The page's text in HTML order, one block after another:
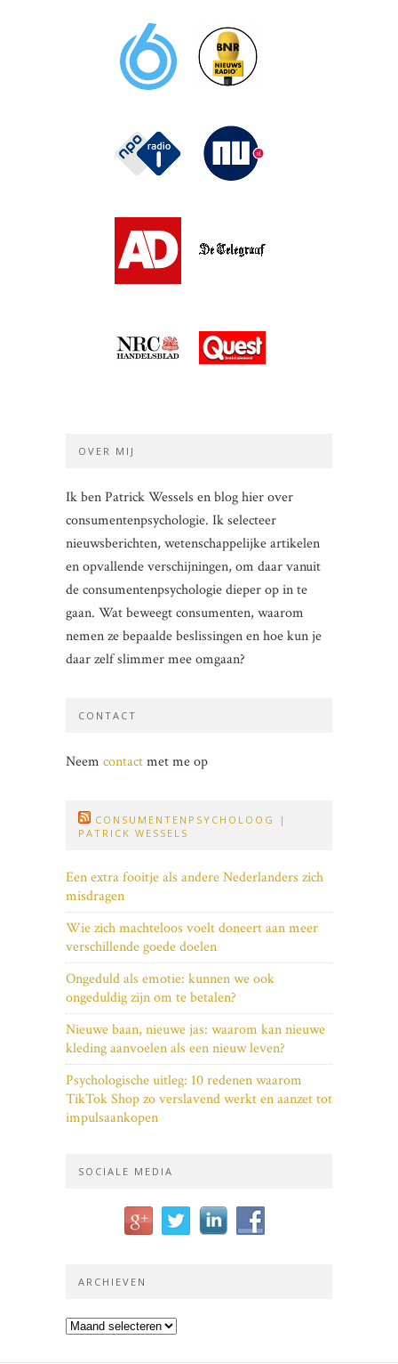
OVER MIJ
Ik ben Patrick Wessels en blog hier over
consumentenpsychologie. Ik selecteer
nieuwsberichten, wetenschappelijke artikelen
en opvallende verschijningen, om daar vanuit
de consumentenpsychologie dieper op in te
gaan. Wat beweegt consumenten, waarom
nemen ze bepaalde beslissingen en hoe kun je
daar zelf slimmer mee omgaan?
CONTACT
Neem contactmet me op
CONSUMENTENPSYCHOLOOG |
PATRICK WESSELS
Een extra fooitje als andere Nederlanders zich
misdragen
Wie zich machteloos voelt doneert aan meer
verschillende goede doelen
Ongeduld als emotie: kunnen we ook
ongeduldig zijn om te betalen?
Nieuwe baan, nieuwe jas: waarom kan nieuwe
kleding aanvoelen als een nieuw leven?
Psychologische uitleg: 10 redenen waarom
TikTok Shop zo verslavend werkt en aanzet tot
impulsaankopen
SOCIALE MEDIA
ARCHIEVEN
Archieven